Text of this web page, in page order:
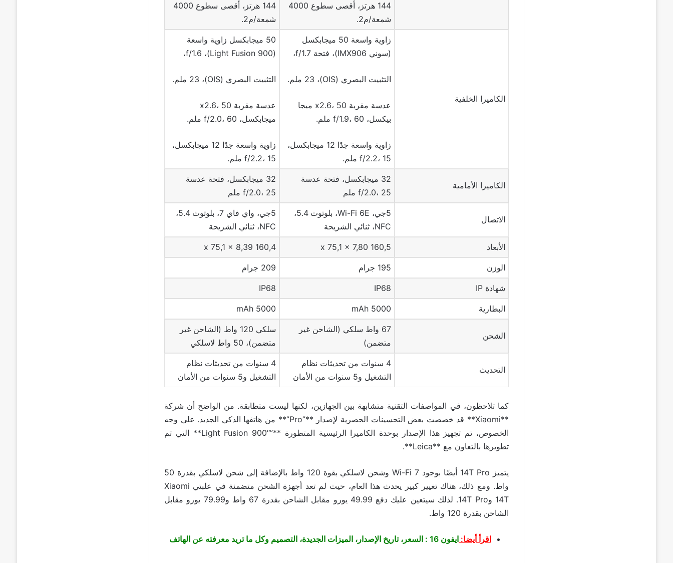
144 هرتز، أقصى سطوع 4000
شمعة/م2.
144 هرتز، أقصى سطوع 4000
شمعة/م2.
الكاميرا الخلفية
زاوية واسعة 50 ميجابكسل
(سوني IMX906)، فتحة f/1.7،
التثبيت البصري (OIS)، 23 ملم.
عدسة مقربة x2.6، 50 ميجا
بيكسل، f/1.9، 60 ملم.
زاوية واسعة جدًا 12 ميجابكسل،
f/2.2، 15 ملم.
50 ميجابكسل زاوية واسعة
(Light Fusion 900)، f/1.6،
التثبيت البصري (OIS)، 23 ملم.
عدسة مقربة x2.6، 50
ميجابكسل، f/2.0، 60 ملم.
زاوية واسعة جدًا 12 ميجابكسل،
f/2.2، 15 ملم.
الكاميرا الأمامية
32 ميجابكسل، فتحة عدسة
f/2.0، 25 ملم
32 ميجابكسل، فتحة عدسة
f/2.0، 25 ملم
الاتصال
5جي، Wi-Fi 6E، بلوتوث 5.4،
NFC، ثنائي الشريحة
5جي، واي فاي 7، بلوتوث 5.4،
NFC، ثنائي الشريحة
الأبعاد 160,5 x 75,1 x 7,80
160,4 x 75,1 x 8,39
الوزن 195 جرام 209 جرام
شهادة IP IP68
IP68
البطارية 5000 mAh
5000 mAh
الشحن
67 واط سلكي (الشاحن غير
متضمن)
سلكي 120 واط (الشاحن غير
متضمن)، 50 واط لاسلكي
التحديث
4 سنوات من تحديثات نظام
التشغيل و5 سنوات من الأمان
4 سنوات من تحديثات نظام
التشغيل و5 سنوات من الأمان
كما تلاحظون، في المواصفات التقنية متشابهة بين الجهازين، لكنها ليست متطابقة. من الواضح أن شركة
**Xiaomi** قد خصصت بعض التحسينات الحصرية لإصدار **”Pro”** من هاتفها الذكي الجديد. على وجه
الخصوص، تم تجهيز هذا الإصدار بوحدة الكاميرا الرئيسية المتطورة **”Light Fusion 900″** التي تم
تطويرها بالتعاون مع **Leica**.
يتميز 14T Pro أيضًا بوجود Wi-Fi 7 وشحن لاسلكي بقوة 120 واط بالإضافة إلى شحن لاسلكي بقدرة 50
واط. ومع ذلك، هناك تغيير كبير يحدث هذا العام، حيث لم تعد أجهزة الشحن متضمنة في علبتي Xiaomi
14T و14T Pro. لذلك سيتعين عليك دفع 49.99 يورو مقابل الشاحن بقدرة 67 واط و79.99 يورو مقابل
الشاحن بقدرة 120 واط.
اقرأ أيضا: ايفون 16 : السعر، تاريخ الإصدار، الميزات الجديدة، التصميم وكل ما تريد معرفته عن الهاتف